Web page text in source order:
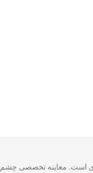
است. معاینه تخصصی چشم